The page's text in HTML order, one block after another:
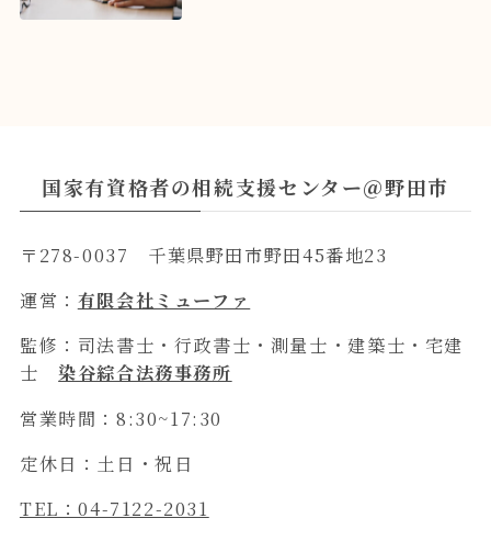
国家有資格者の相続支援センター＠野田市
〒278-0037 千葉県野田市野田45番地23
運営： 有限会社ミューファ
監修：司法書士・行政書士・測量士・建築士・宅建
士染谷綜合法務事務所
営業時間：8:30~17:30
定休日：土日・祝日
TEL：04-7122-2031